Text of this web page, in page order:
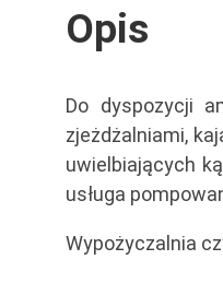
Opis
Do dyspozycji
zjeżdżalniami,
uwielbiających
usługa
Wypożyczalnia